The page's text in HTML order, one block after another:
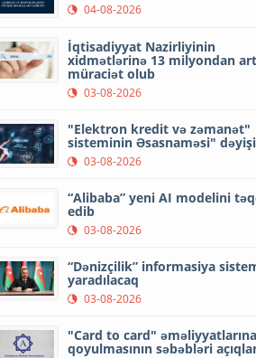
04-08-2026
İqtisadiyyat Nazirliyinin
xidmətlərinə 13 milyondan
müraciət olub
03-08-2026
"Elektron kredit və zəmanət"
sisteminin Əsasnaməsi"
03-08-2026
“Alibaba” yeni AI modelini
edib
03-08-2026
“Dənizçilik” informasiya
yaradılacaq
03-08-2026
"Card to card"
qoyulmasının səbəbləri